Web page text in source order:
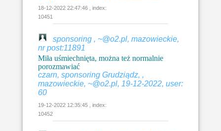
18-12-2022 22:47:46 , index:
10451
sponsoring , ~@o2.pl, mazowieckie,
nr post:11891
Miła uśmiechnięta, można też normalnie
porozmawiać
czarn, sponsoring Grudziądz, ,
mazowieckie, ~@o2.pl, 19-12-2022, user:
60
19-12-2022 12:35:45 , index:
10452